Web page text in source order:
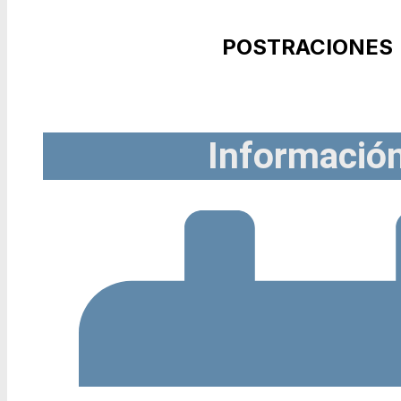
POSTRACIONES